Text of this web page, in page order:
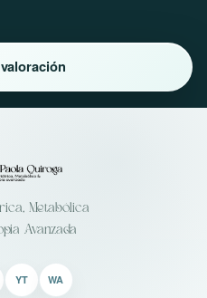
Metabólica
Avanzada
YT WA